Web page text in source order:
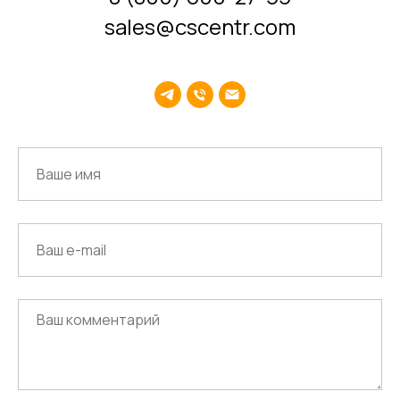
sales@cscentr.com
Цифровые
Среднему бизнесу
Крупному бизнесу
Корпорациям